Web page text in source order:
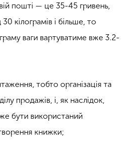
пошті — це 35-45 гривень,
кілограмів і більше, то
ваги вартуватиме вже 3.2-
тобто організація та
продажів, і, як наслідок,
бути використаний
книжки;